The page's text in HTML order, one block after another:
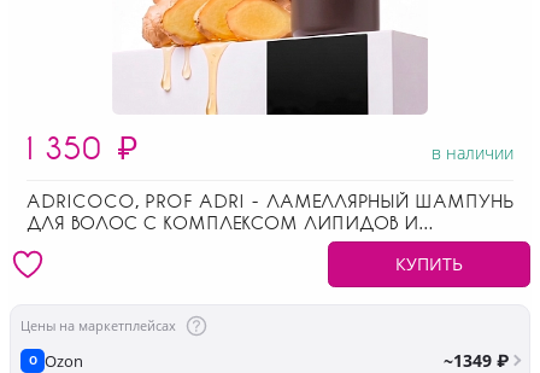
1 350 ₽ в наличии
ADRICOCO, PROF ADRI - ЛАМЕЛЛЯРНЫЙ ШАМПУНЬ
ДЛЯ ВОЛОС С КОМПЛЕКСОМ ЛИПИДОВ И
КУПИТЬ
Цены на маркетплейсах
O Ozon ~1349 ₽